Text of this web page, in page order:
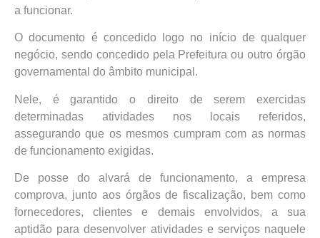
a funcionar.
O documento é concedido logo no início de qualquer
negócio, sendo concedido pela Prefeitura ou outro órgão
governamental do âmbito municipal.
Nele, é garantido o direito de serem exercidas
determinadas atividades nos locais referidos,
assegurando que os mesmos cumpram com as normas
de funcionamento exigidas.
De posse do alvará de funcionamento, a empresa
comprova, junto aos órgãos de fiscalização, bem como
fornecedores, clientes e demais envolvidos, a sua
aptidão para desenvolver atividades e serviços naquele